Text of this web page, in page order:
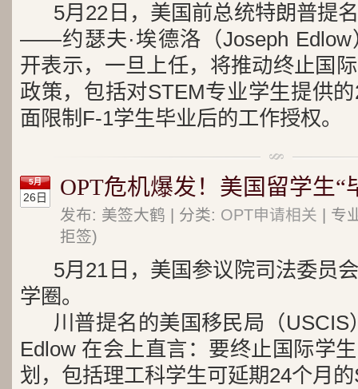
5月22日，美国前总统特朗普提
——约瑟夫·埃德洛（Joseph Edlow
开表示，一旦上任，将推动终止国
政策，包括对STEM专业学生提供
面限制F-1学生毕业后的工作授权。
5月
26日 OPT危机爆发！美国留学生“
发布: 美签大鹤 | 分类: OPT申请相关 | 专
拒签)
5月21日，美国参议院司法委员
学圈。
川普提名的美国移民局（USCIS
Edlow 在会上直言：要终止国际学
划，包括理工科学生可延期24个月